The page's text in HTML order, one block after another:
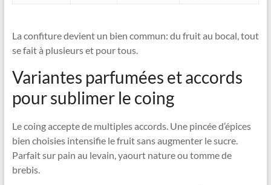
La confiture devient un bien commun: du fruit au bocal, tout
se fait à plusieurs et pour tous.
Variantes parfumées et accords
pour sublimer le coing
Le coing accepte de multiples accords. Une pincée d’épices
bien choisies intensifie le fruit sans augmenter le sucre.
Parfait sur pain au levain, yaourt nature ou tomme de
brebis.